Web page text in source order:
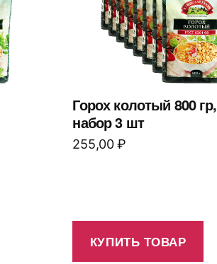
Горох колотый 800 гр,
набор 3 шт
255,00₽
КУПИТЬ ТОВАР